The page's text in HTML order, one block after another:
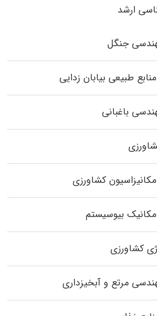
ارشد
جنگل
طبیعی بیابان زدایی
باغبانی
کشاورزی
بیوسیستم
کشاورزی
مرتع و آبخیزداری